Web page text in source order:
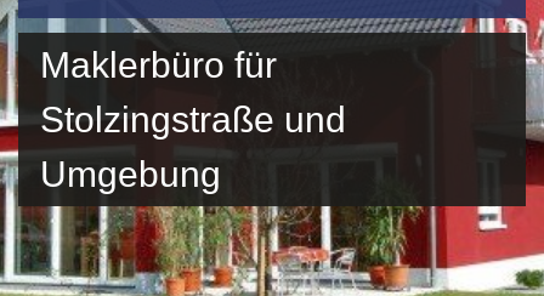
Maklerbüro für
Stolzingstraße und
Umgebung